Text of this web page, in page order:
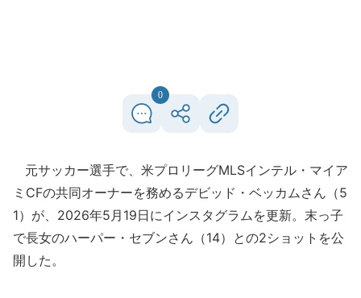
0
元サッカー選手で、米プロリーグMLSインテル・マイア
ミCFの共同オーナーを務めるデビッド・ベッカムさん（5
1）が、2026年5月19日にインスタグラムを更新。末っ子
で長女のハーパー・セブンさん（14）との2ショットを公
開した。